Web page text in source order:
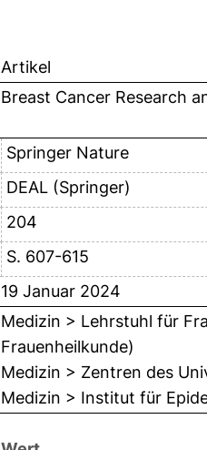
Artikel
Breast Cancer Research
Springer Nature
DEAL (Springer)
204
S. 607-615
19 Januar 2024
Medizin > Lehrstuhl für
Frauenheilkunde)
Medizin > Zentren des
Medizin > Institut für